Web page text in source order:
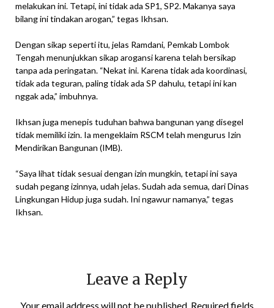
melakukan ini. Tetapi, ini tidak ada SP1, SP2. Makanya saya
bilang ini tindakan arogan,” tegas Ikhsan.
Dengan sikap seperti itu, jelas Ramdani, Pemkab Lombok
Tengah menunjukkan sikap arogansi karena telah bersikap
tanpa ada peringatan. “Nekat ini. Karena tidak ada koordinasi,
tidak ada teguran, paling tidak ada SP dahulu, tetapi ini kan
nggak ada,” imbuhnya.
Ikhsan juga menepis tuduhan bahwa bangunan yang disegel
tidak memiliki izin. Ia mengeklaim RSCM telah mengurus Izin
Mendirikan Bangunan (IMB).
“Saya lihat tidak sesuai dengan izin mungkin, tetapi ini saya
sudah pegang izinnya, udah jelas. Sudah ada semua, dari Dinas
Lingkungan Hidup juga sudah. Ini ngawur namanya,” tegas
Ikhsan.
Leave a Reply
Your email address will not be published. Required fields